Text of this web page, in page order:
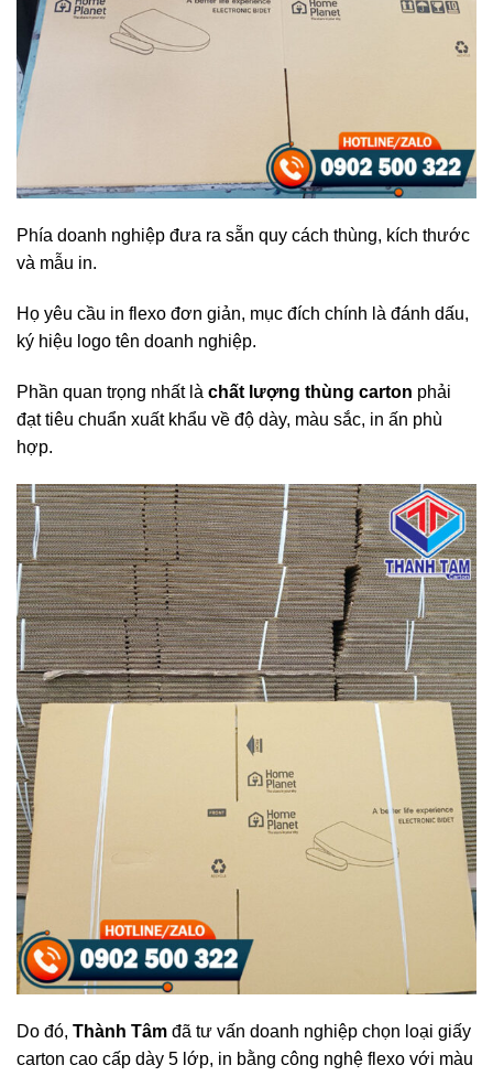
Phía doanh nghiệp đưa ra sẵn quy cách thùng, kích thước
và mẫu in.
Họ yêu cầu in flexo đơn giản, mục đích chính là đánh dấu,
ký hiệu logo tên doanh nghiệp.
Phần quan trọng nhất là chất lượng thùng carton phải
đạt tiêu chuẩn xuất khẩu về độ dày, màu sắc, in ấn phù
hợp.
Do đó, Thành Tâm đã tư vấn doanh nghiệp chọn loại giấy
carton cao cấp dày 5 lớp, in bằng công nghệ flexo với màu